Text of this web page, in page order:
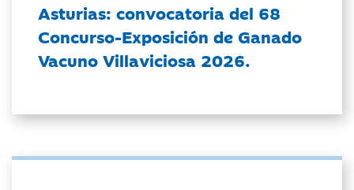
Asturias: convocatoria del 68
Concurso-Exposición de Ganado
Vacuno Villaviciosa 2026.